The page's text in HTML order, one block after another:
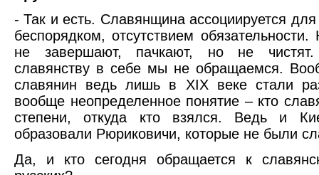
- Так и есть. Славянщина ассоциируется
беспорядком, отсутствием
не завершают, пачкают, но не
славянству в себе мы не обращаемся.
славянин ведь лишь в XIX веке стали
вообще неопределенное понятие – кто
степени, откуда кто взялся. Ведь и
образовали Рюриковичи, которые не были
Да, и кто сегодня обращается к